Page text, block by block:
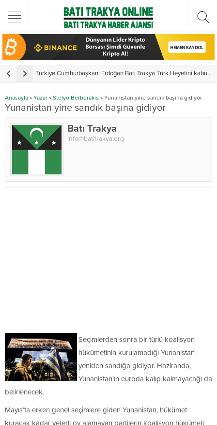
Türkiye Cumhurbaşkanı Erdoğan Batı Trakya Türk Heyetini kabul etti
Anasayfa » Yazar » Stelyo Berberakis » Yunanistan yine sandık başına gidiyor
Yunanistan yine sandık başına gidiyor
Batı Trakya
info@batitrakya.org
Seçimlerden sonra bir türlü koalisyon
hükümetinin kurulamadığı Yunanistan
yeniden sandığa gidiyor. Haziranda,
Yunanistan’ın euroda kalıp kalmayacağı da
belirlenecek.
Mayıs’ta erken genel seçimlere giden Yunanistan, hükümet
kuracak kadar yeterli oy alamayan partilerin koalisyon hükümeti